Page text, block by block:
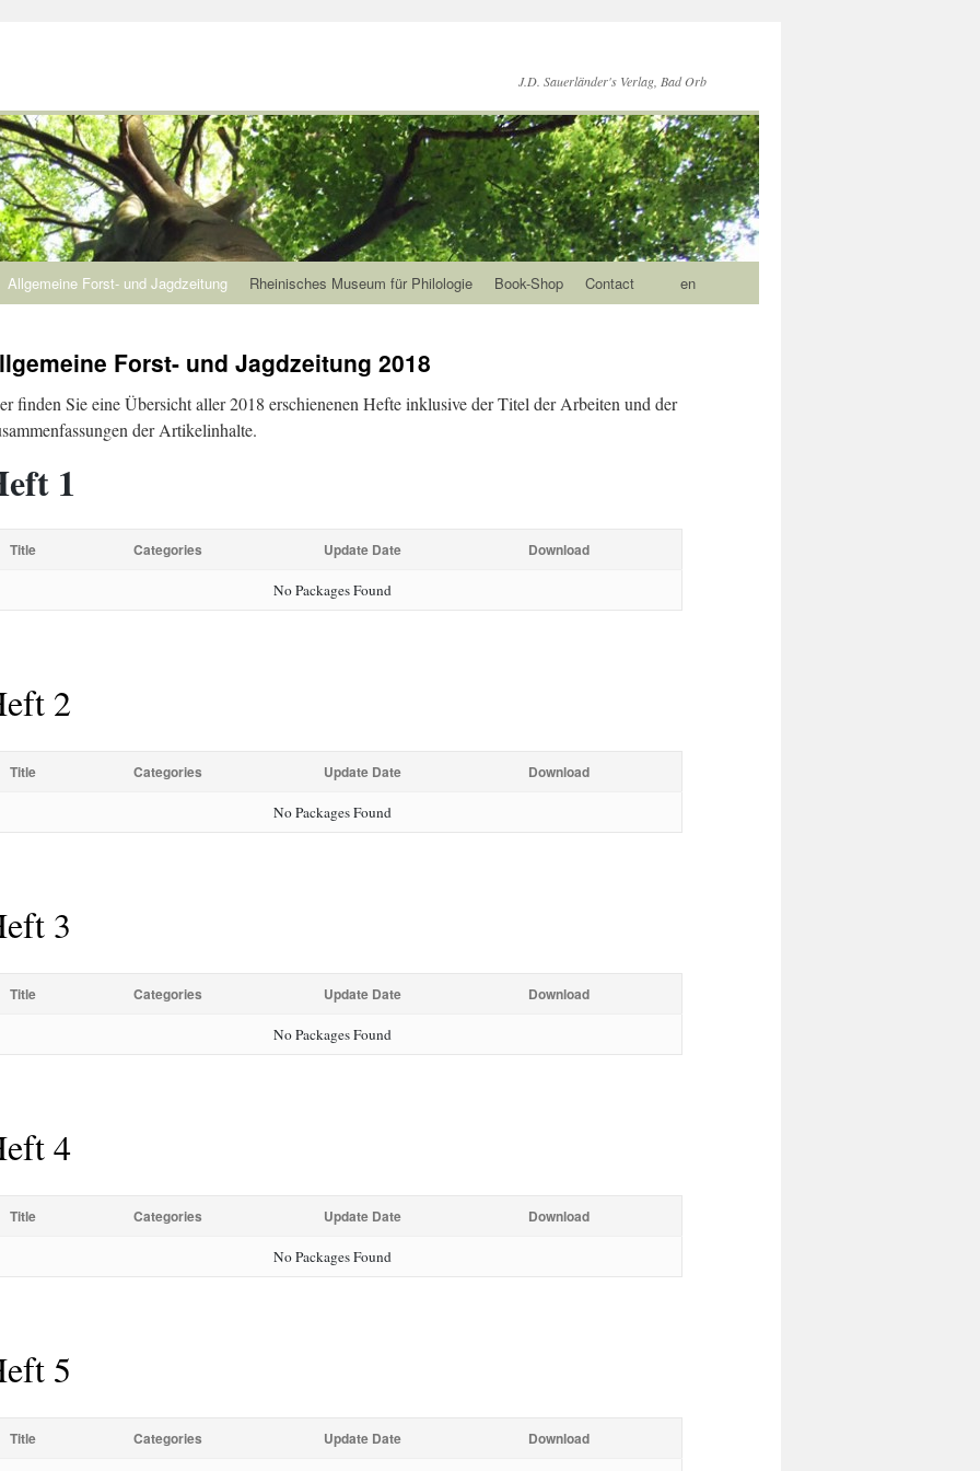
J.D. Sauerländer's Verlag, Bad Orb
Allgemeine Forst- und Jagdzeitung Rheinisches Museum für Philologie Book-Shop Contact en
Forst- und Jagdzeitung 2018
finden Sie eine Übersicht aller 2018 erschienenen Hefte inklusive der Titel der Arbeiten und der
der Artikelinhalte.
1
Title Categories Update Date Download
No Packages Found
2
Title Categories Update Date Download
No Packages Found
3
Title Categories Update Date Download
No Packages Found
4
Title Categories Update Date Download
No Packages Found
5
Title Categories Update Date Download